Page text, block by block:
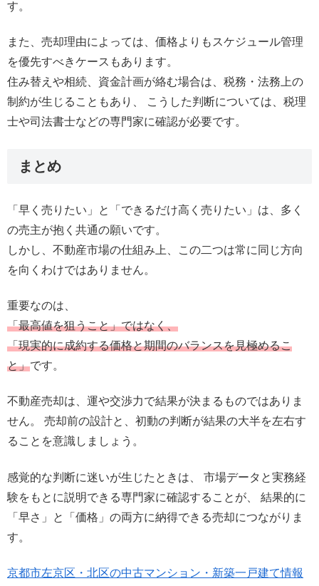
す。
また、売却理由によっては、価格よりもスケジュール管理
を優先すべきケースもあります。
住み替えや相続、資金計画が絡む場合は、税務・法務上の
制約が生じることもあり、 こうした判断については、税理
士や司法書士などの専門家に確認が必要です。
まとめ
「早く売りたい」と「できるだけ高く売りたい」は、多く
の売主が抱く共通の願いです。
しかし、不動産市場の仕組み上、この二つは常に同じ方向
を向くわけではありません。
重要なのは、
「最高値を狙うこと」ではなく、
「現実的に成約する価格と期間のバランスを見極めるこ
と」です。
不動産売却は、運や交渉力で結果が決まるものではありま
せん。 売却前の設計と、初動の判断が結果の大半を左右す
ることを意識しましょう。
感覚的な判断に迷いが生じたときは、 市場データと実務経
験をもとに説明できる専門家に確認することが、 結果的に
「早さ」と「価格」の両方に納得できる売却につながりま
す。
京都市左京区・北区の中古マンション・新築一戸建て情報